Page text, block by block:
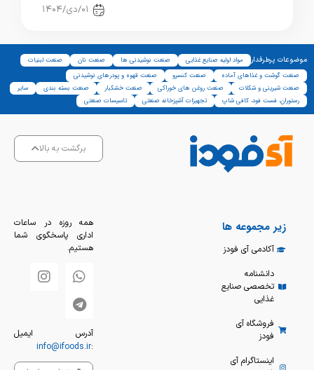
۰۱/دی/۱۴۰۴
موضوعات پرطرفدار مواد اولیه صنایع غذایی صنعت نوشیدنی ها صنعت نان
صنعت لبنیات
صنعت گوشت و غذاهای آماده
صنعت کنسرو
صنعت قهوه و پودرهای نوشیدنی
صنعت شیرینی و شکلات
صنعت روغن های خوراکی صنعت خشکبار صنعت بسته بندی
سایر
رستوران، فست فود، کافی شاپ
تجهیزات آشپزخانه صنعتی تاسیسات صنعتی
برگشت به بالا
زیر مجموعه ها
آکادمی آی فودز
دانشنامه
تخصصی صنایع
غذایی
فروشگاه آی
فودز
اینستاگرام آی
همه روزه در ساعات
اداری پاسخگوی شما
هستیم.
آدرس ایمیل
:
info@ifoods.ir